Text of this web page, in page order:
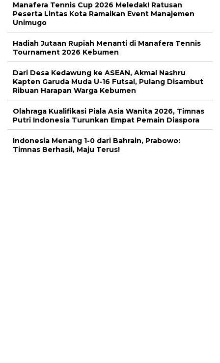
Manafera Tennis Cup 2026 Meledak! Ratusan
Peserta Lintas Kota Ramaikan Event Manajemen
Unimugo
Hadiah Jutaan Rupiah Menanti di Manafera Tennis
Tournament 2026 Kebumen
Dari Desa Kedawung ke ASEAN, Akmal Nashru
Kapten Garuda Muda U-16 Futsal, Pulang Disambut
Ribuan Harapan Warga Kebumen
Olahraga Kualifikasi Piala Asia Wanita 2026, Timnas
Putri Indonesia Turunkan Empat Pemain Diaspora
Indonesia Menang 1-0 dari Bahrain, Prabowo:
Timnas Berhasil, Maju Terus!